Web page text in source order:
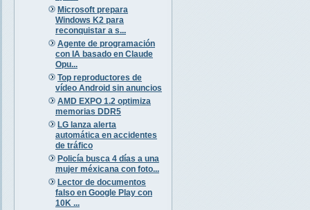
Microsoft prepara
Windows K2 para
reconquistar a s...
Agente de programación
con IA basado en Claude
Opu...
Top reproductores de
vídeo Android sin anuncios
AMD EXPO 1.2 optimiza
memorias DDR5
LG lanza alerta
automática en accidentes
de tráfico
Policía busca 4 días a una
mujer méxicana con foto...
Lector de documentos
falso en Google Play con
10K ...